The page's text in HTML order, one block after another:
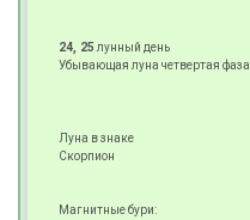
24, 25 лунный день
Убывающая луна четвертая фаза
Луна в знаке
Скорпион
Магнитные бури: